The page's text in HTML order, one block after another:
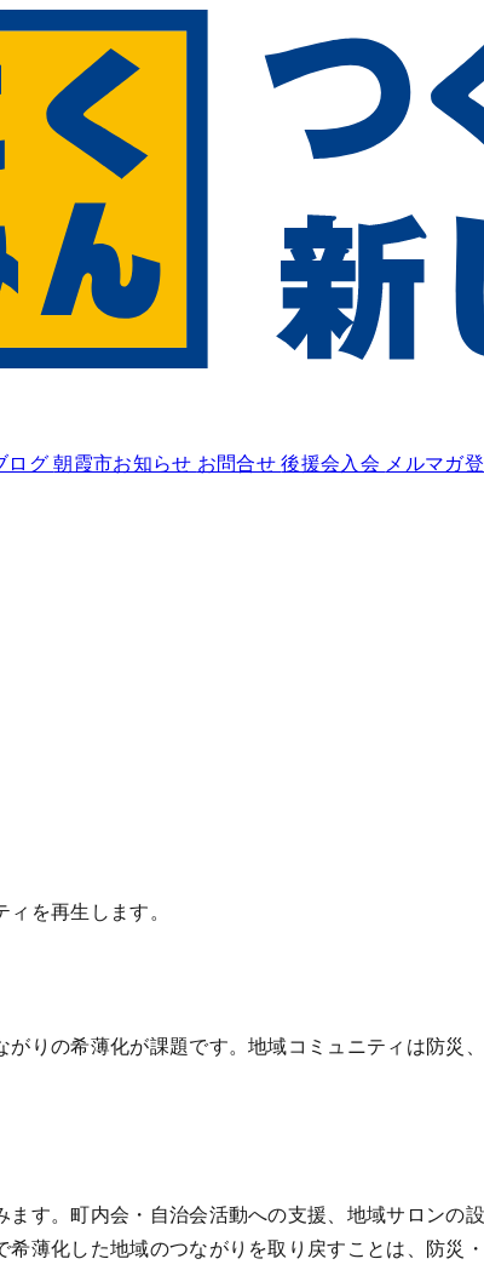
ログ朝霞市お知らせ お問合せ後援会入会 メルマガ
を再生します。
りの希薄化が課題です。地域コミュニティは防
す。町内会・自治会活動への支援、地域サロンの
薄化した地域のつながりを取り戻すことは、防災